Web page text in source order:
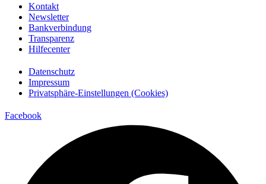
Kontakt
Newsletter
Bankverbindung
Transparenz
Hilfecenter
Datenschutz
Impressum
Privatsphäre-Einstellungen (Cookies)
Facebook